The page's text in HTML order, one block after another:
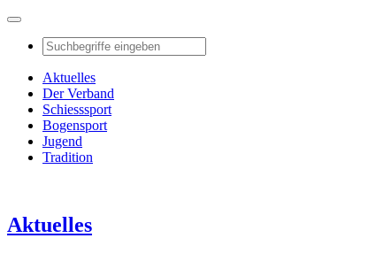
Aktuelles
Der Verband
Schiesssport
Bogensport
Jugend
Tradition
Aktuelles